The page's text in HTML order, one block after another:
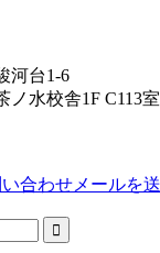
河台1-6
ノ水校舎1F C113室